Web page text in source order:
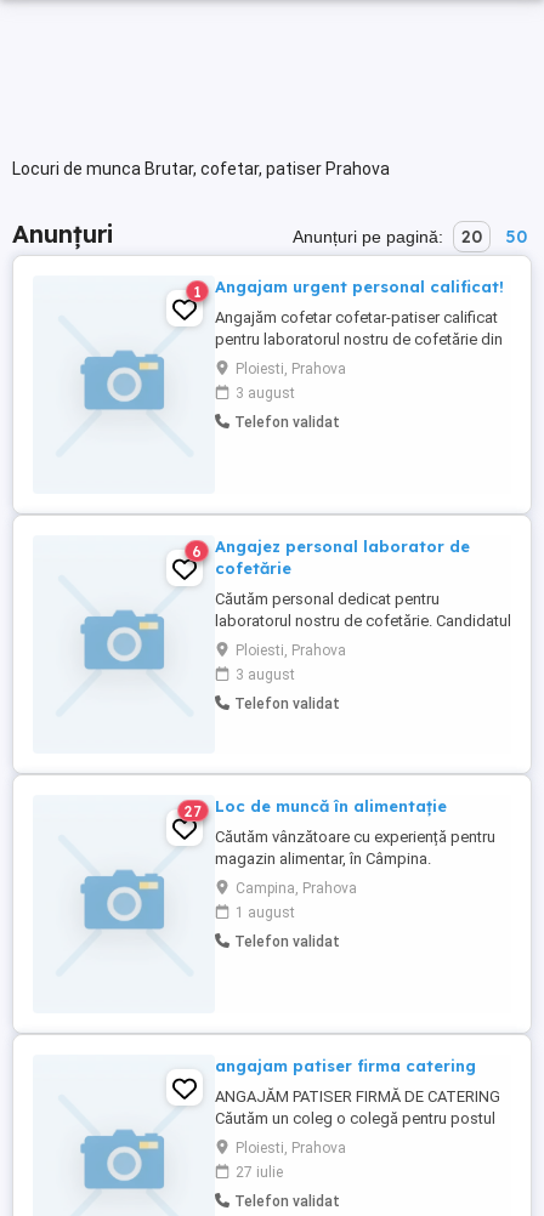
Locuri de munca Brutar, cofetar, patiser Prahova
Anunțuri Anunțuri pe pagină: 20 50
1 Angajam urgent personal calificat!
Angajăm cofetar cofetar-patiser calificat
pentru laboratorul nostru de cofetărie din
Ploiești. Cerințe: calificare sau experiență
în domeniul cofetăriei patiseriei;
seriozitate, responsabilitate și atenție la
detalii; capacitatea de a lucra în echipă;
Ploiesti, Prahova
3 august
Telefon validat
6
Angajez personal laborator de
cofetărie
Căutăm personal dedicat pentru
laboratorul nostru de cofetărie. Candidatul
ideal va fi o persoană pasionată de arta
cofetăriei, cu experiență în domeniu.
Responsabilitățile includ prepararea
produselor de cofetărie conform rețetelor
Ploiesti, Prahova
3 august
Telefon validat
27 Loc de muncă în alimentație
Căutăm vânzătoare cu experiență pentru
magazin alimentar, în Câmpina.
Campina, Prahova
1 august
Telefon validat
angajam patiser firma catering
ANGAJĂM PATISER FIRMĂ DE CATERING
Căutăm un coleg o colegă pentru postul
de Patiser, cu experiență în domeniu.
Cerințe: Experiență în patiserie; Seriozitate
și responsabilitate; Punctualitate; Atenție
la detalii și la calitatea produselor;
Ploiesti, Prahova
27 iulie
Telefon validat